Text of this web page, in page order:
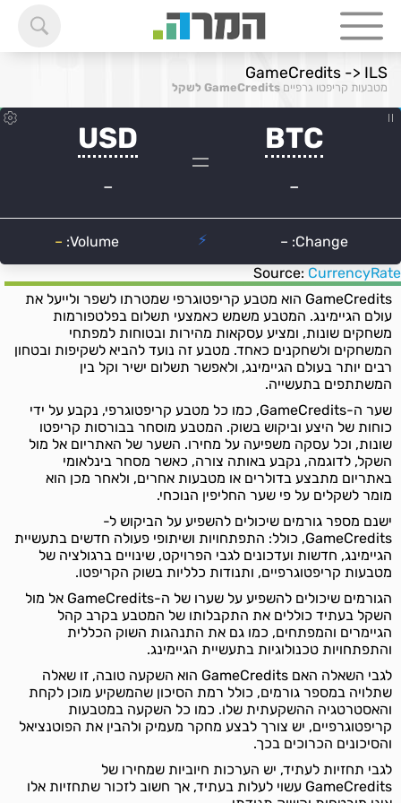
GameCredits -> ILS
מטבעות קריפטו גרפיים GameCredits לשקל
Source: CurrencyRate
GameCredits הוא מטבע קריפטוגרפי שמטרתו לשפר ולייעל את
עולם הגיימינג. המטבע משמש כאמצעי תשלום בפלטפורמות
משחקים שונות, ומציע עסקאות מהירות ובטוחות למפתחי
המשחקים ולשחקנים כאחד. מטבע זה נועד להביא לשקיפות ובטחון
רבים יותר בעולם הגיימינג, ולאפשר תשלום ישיר וקל בין
המשתתפים בתעשייה.
שער ה-GameCredits, כמו כל מטבע קריפטוגרפי, נקבע על ידי
כוחות של היצע וביקוש בשוק. המטבע מוסחר בבורסות קריפטו
שונות, וכל עסקה משפיעה על מחירו. השער של האתריום אל מול
השקל, לדוגמה, נקבע באותה צורה, כאשר מסחר בינלאומי
באתריום מתבצע בדולרים או מטבעות אחרים, ולאחר מכן הוא
מומר לשקלים על פי שער החליפין הנוכחי.
ישנם מספר גורמים שיכולים להשפיע על הביקוש ל-
GameCredits, כולל: התפתחויות ושיתופי פעולה חדשים בתעשיית
הגיימינג, חדשות ועדכונים לגבי הפרויקט, שינויים ברגולציה של
מטבעות קריפטוגרפיים, ותנודות כלליות בשוק הקריפטו.
הגורמים שיכולים להשפיע על שערו של ה-GameCredits אל מול
השקל בעתיד כוללים את התקבלותו של המטבע בקרב קהל
הגיימרים והמפתחים, כמו גם את התנהגות השוק הכללית
והתפתחויות טכנולוגיות בתעשיית הגיימינג.
לגבי השאלה האם GameCredits הוא השקעה טובה, זו שאלה
שתלויה במספר גורמים, כולל רמת הסיכון שהמשקיע מוכן לקחת
והאסטרטגיה ההשקעתית שלו. כמו כל השקעה במטבעות
קריפטוגרפיים, יש צורך לבצע מחקר מעמיק ולהבין את הפוטנציאל
והסיכונים הכרוכים בכך.
לגבי תחזיות לעתיד, יש הערכות חיוביות שמחירו של
GameCredits עשוי לעלות בעתיד, אך חשוב לזכור שתחזיות אלו